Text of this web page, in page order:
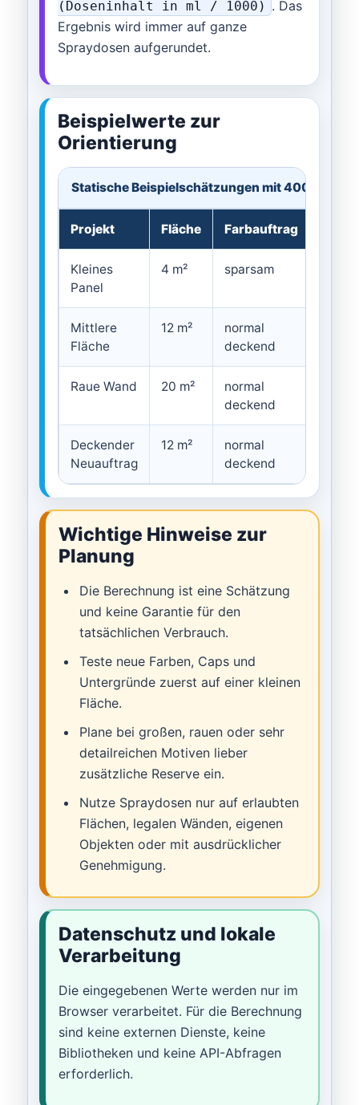
(Doseninhalt in ml / 1000)
. Das
Ergebnis wird immer auf ganze
Spraydosen aufgerundet.
Beispielwerte zur
Orientierung
Statische Beispielschätzungen mit 400-ml-
Projekt Fläche Farbauftrag
Kleines
Panel
4 m² sparsam
Mittlere
Fläche
12 m²
normal
deckend
Raue Wand 20 m²
normal
deckend
Deckender
Neuauftrag
12 m²
normal
deckend
Wichtige Hinweise zur
Planung
Die Berechnung ist eine Schätzung
und keine Garantie für den
tatsächlichen Verbrauch.
Teste neue Farben, Caps und
Untergründe zuerst auf einer kleinen
Fläche.
Plane bei großen, rauen oder sehr
detailreichen Motiven lieber
zusätzliche Reserve ein.
Nutze Spraydosen nur auf erlaubten
Flächen, legalen Wänden, eigenen
Objekten oder mit ausdrücklicher
Genehmigung.
Datenschutz und lokale
Verarbeitung
Die eingegebenen Werte werden nur im
Browser verarbeitet. Für die Berechnung
sind keine externen Dienste, keine
Bibliotheken und keine API-Abfragen
erforderlich.